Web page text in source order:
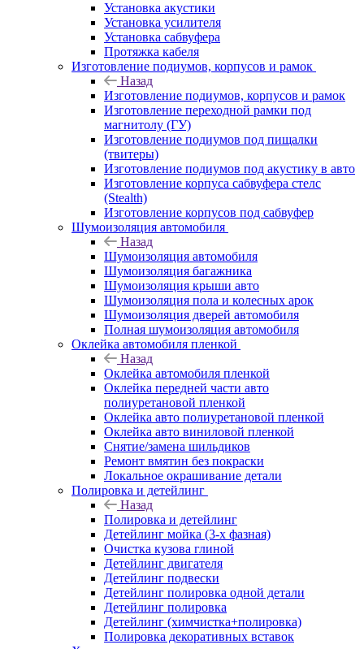
Установка акустики
Установка усилителя
Установка сабвуфера
Протяжка кабеля
Изготовление подиумов, корпусов и рамок
Назад
Изготовление подиумов, корпусов и рамок
Изготовление переходной рамки под
магнитолу (ГУ)
Изготовление подиумов под пищалки
(твитеры)
Изготовление подиумов под акустику в авто
Изготовление корпуса сабвуфера стелс
(Stealth)
Изготовление корпусов под сабвуфер
Шумоизоляция автомобиля
Назад
Шумоизоляция автомобиля
Шумоизоляция багажника
Шумоизоляция крыши авто
Шумоизоляция пола и колесных арок
Шумоизоляция дверей автомобиля
Полная шумоизоляция автомобиля
Оклейка автомобиля пленкой
Назад
Оклейка автомобиля пленкой
Оклейка передней части авто
полиуретановой пленкой
Оклейка авто полиуретановой пленкой
Оклейка авто виниловой пленкой
Снятие/замена шильдиков
Ремонт вмятин без покраски
Локальное окрашивание детали
Полировка и детейлинг
Назад
Полировка и детейлинг
Детейлинг мойка (3-х фазная)
Очистка кузова глиной
Детейлинг двигателя
Детейлинг подвески
Детейлинг полировка одной детали
Детейлинг полировка
Детейлинг (химчистка+полировка)
Полировка декоративных вставок